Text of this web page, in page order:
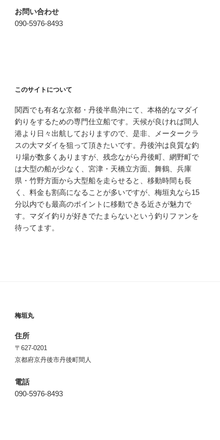
お問い合わせ
090-5976-8493
このサイトについて
関西でも有名な京都・丹後半島沖にて、本格的なマダイ
釣りをするための専門仕立船です。天候が良ければ間人
港より日々出航しておりますので、是非、メータークラ
スの大マダイを狙って頂きたいです。丹後沖は良質な釣
り場が数多くありますが、残念ながら丹後町、網野町で
は大型の船が少なく、宮津・天橋立方面、舞鶴、兵庫
県・竹野方面から大型船を走らせると、移動時間も長
く、料金も割高になることが多いですが、梅垣丸なら15
分以内でも最高のポイントに移動できる近さが魅力で
す。マダイ釣りが好きでたまらないという釣りファンを
待ってます。
梅垣丸
住所
〒627-0201
京都府京丹後市丹後町間人
電話
090-5976-8493